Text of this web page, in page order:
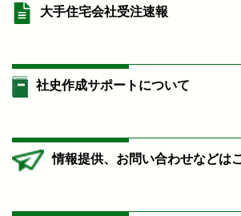
大手住宅会社受注速報
社史作成サポートについて
情報提供、お問い合わせなどは